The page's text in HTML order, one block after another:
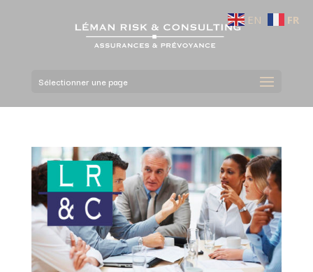
Sélectionner une page
EN FR